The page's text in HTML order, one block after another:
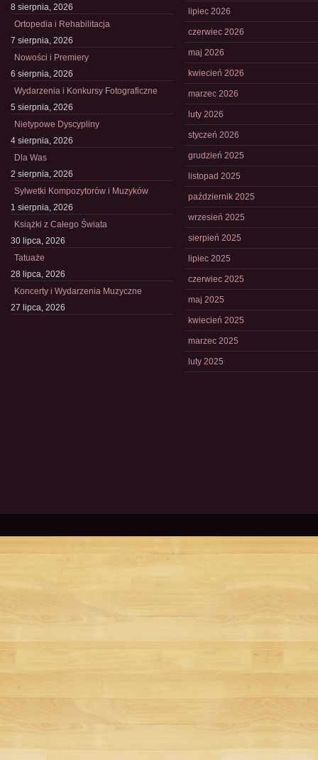
8 sierpnia, 2026
Ortopedia i Rehabilitacja
7 sierpnia, 2026
Nowości i Premiery
6 sierpnia, 2026
Wydarzenia i Konkursy Fotograficzne
5 sierpnia, 2026
Nietypowe Dyscypliny
4 sierpnia, 2026
Dla Was
2 sierpnia, 2026
Sylwetki Kompozytorów i Muzyków
1 sierpnia, 2026
Książki z Całego Świata
30 lipca, 2026
Tatuaże
28 lipca, 2026
Koncerty i Wydarzenia Muzyczne
27 lipca, 2026
lipiec 2026
czerwiec 2026
maj 2026
kwiecień 2026
marzec 2026
luty 2026
styczeń 2026
grudzień 2025
listopad 2025
październik 2025
wrzesień 2025
sierpień 2025
lipiec 2025
czerwiec 2025
maj 2025
kwiecień 2025
marzec 2025
luty 2025